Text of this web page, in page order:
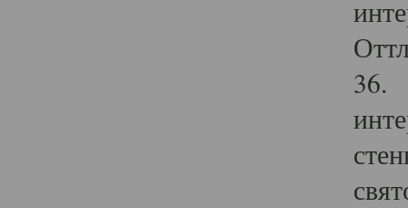
36.